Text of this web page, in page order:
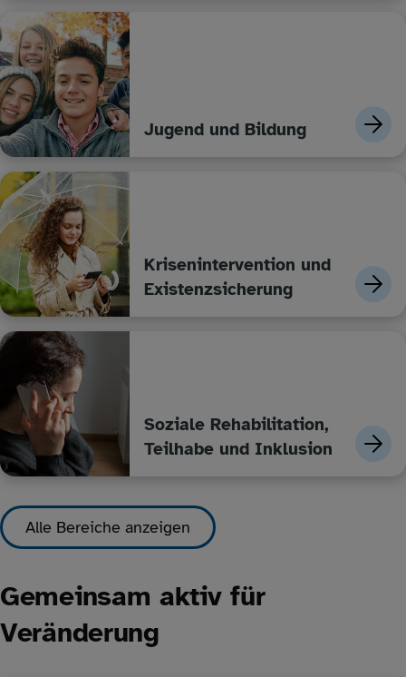
Jugend und Bildung
Krisenintervention und
Existenzsicherung
Soziale Rehabilitation,
Teilhabe und Inklusion
Alle Bereiche anzeigen
Gemeinsam aktiv für
Veränderung